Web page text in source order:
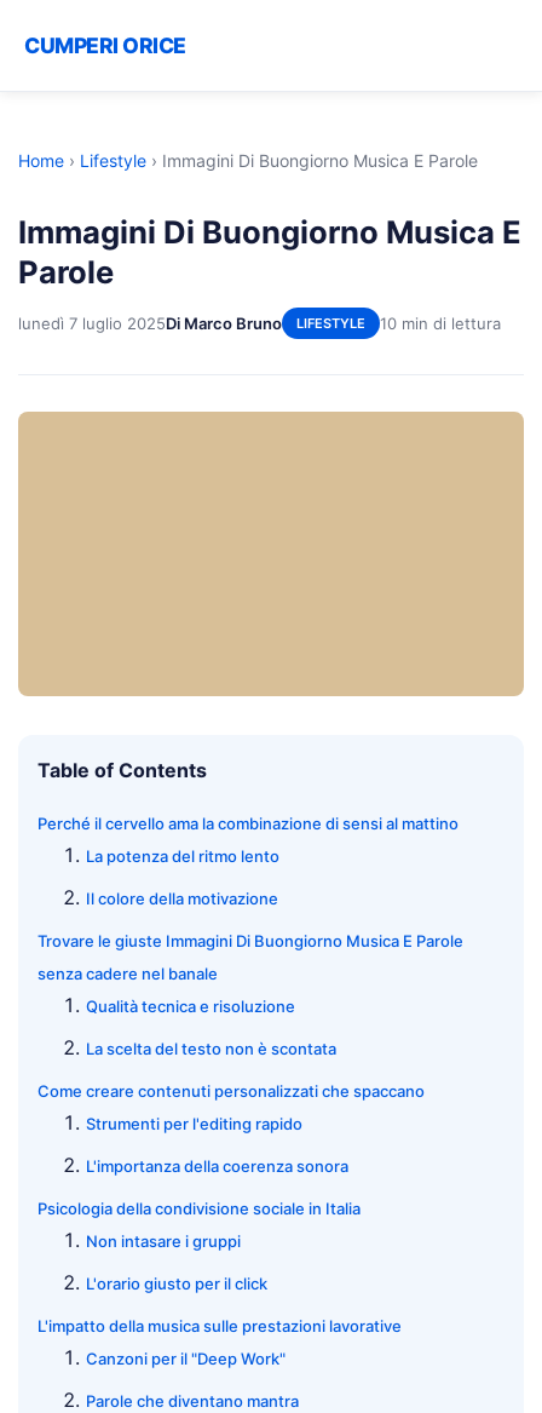
CUMPERI ORICE
Home › Lifestyle › Immagini Di Buongiorno Musica E Parole
Immagini Di Buongiorno Musica E
Parole
lunedì 7 luglio 2025Di Marco Bruno LIFESTYLE 10 min di lettura
Table of Contents
Perché il cervello ama la combinazione di sensi al mattino
La potenza del ritmo lento
Il colore della motivazione
Trovare le giuste Immagini Di Buongiorno Musica E Parole
senza cadere nel banale
Qualità tecnica e risoluzione
La scelta del testo non è scontata
Come creare contenuti personalizzati che spaccano
Strumenti per l'editing rapido
L'importanza della coerenza sonora
Psicologia della condivisione sociale in Italia
Non intasare i gruppi
L'orario giusto per il click
L'impatto della musica sulle prestazioni lavorative
Canzoni per il "Deep Work"
Parole che diventano mantra